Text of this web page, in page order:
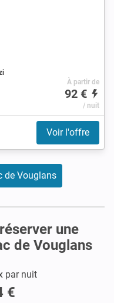
À partir de
92 €
/ nuit
Voir l'offre
de Vouglans
une
de Vouglans
par nuit
€